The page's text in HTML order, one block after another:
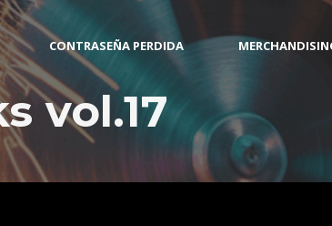
CONTRASEÑA PERDIDA
vol.17